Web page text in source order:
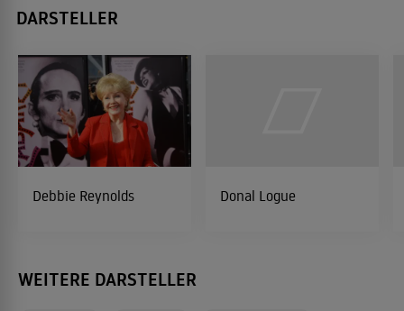
DARSTELLER
Debbie Reynolds Donal Logue
WEITERE DARSTELLER